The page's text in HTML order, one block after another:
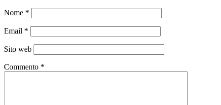
Nome *
Email *
Sito web
Commento *